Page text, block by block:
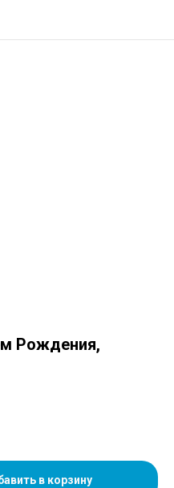
Рождения,
в корзину